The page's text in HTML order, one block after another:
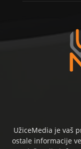
UžiceMedia je vaš
ostale informacije